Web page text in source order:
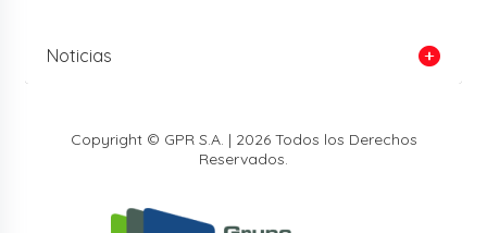
Noticias
Copyright © GPR S.A. | 2026 Todos los Derechos
Reservados.